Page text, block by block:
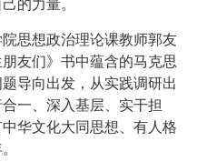
的力量。
思想政治理论课教师郭友
友们》书中蕴含的马克思
导向出发，从实践调研出
一、深入基层、实干担
华文化大同思想、有人格